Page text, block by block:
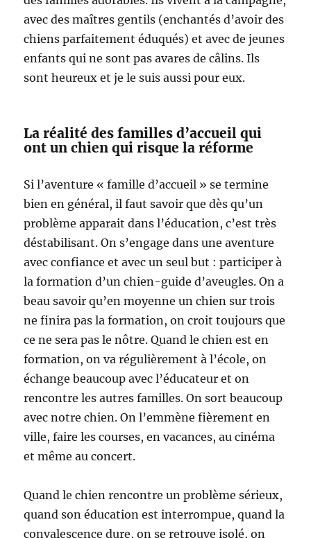
avec des maîtres gentils (enchantés d’avoir des
chiens parfaitement éduqués) et avec de jeunes
enfants qui ne sont pas avares de câlins. Ils
sont heureux et je le suis aussi pour eux.
La réalité des familles d’accueil qui
ont un chien qui risque la réforme
Si l’aventure « famille d’accueil » se termine
bien en général, il faut savoir que dès qu’un
problème apparait dans l’éducation, c’est très
déstabilisant. On s’engage dans une aventure
avec confiance et avec un seul but : participer à
la formation d’un chien-guide d’aveugles. On a
beau savoir qu’en moyenne un chien sur trois
ne finira pas la formation, on croit toujours que
ce ne sera pas le nôtre. Quand le chien est en
formation, on va régulièrement à l’école, on
échange beaucoup avec l’éducateur et on
rencontre les autres familles. On sort beaucoup
avec notre chien. On l’emmène fièrement en
ville, faire les courses, en vacances, au cinéma
et même au concert.
Quand le chien rencontre un problème sérieux,
quand son éducation est interrompue, quand la
convalescence dure, on se retrouve isolé, on